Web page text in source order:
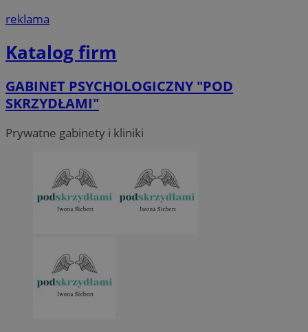
reklama
Katalog firm
GABINET PSYCHOLOGICZNY "POD
SKRZYDŁAMI"
Prywatne gabinety i kliniki